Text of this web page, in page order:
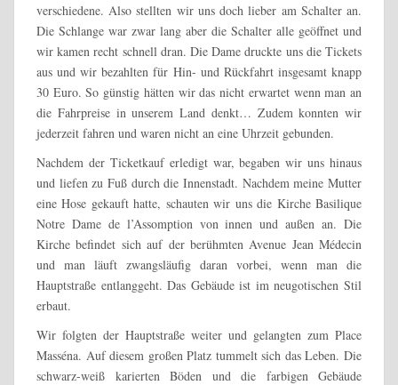
verschiedene. Also stellten wir uns doch lieber am Schalter an.
Die Schlange war zwar lang aber die Schalter alle geöffnet und
wir kamen recht schnell dran. Die Dame druckte uns die Tickets
aus und wir bezahlten für Hin- und Rückfahrt insgesamt knapp
30 Euro. So günstig hätten wir das nicht erwartet wenn man an
die Fahrpreise in unserem Land denkt… Zudem konnten wir
jederzeit fahren und waren nicht an eine Uhrzeit gebunden.
Nachdem der Ticketkauf erledigt war, begaben wir uns hinaus
und liefen zu Fuß durch die Innenstadt. Nachdem meine Mutter
eine Hose gekauft hatte, schauten wir uns die Kirche Basilique
Notre Dame de l’Assomption von innen und außen an. Die
Kirche befindet sich auf der berühmten Avenue Jean Médecin
und man läuft zwangsläufig daran vorbei, wenn man die
Hauptstraße entlanggeht. Das Gebäude ist im neugotischen Stil
erbaut.
Wir folgten der Hauptstraße weiter und gelangten zum Place
Masséna. Auf diesem großen Platz tummelt sich das Leben. Die
schwarz-weiß karierten Böden und die farbigen Gebäude